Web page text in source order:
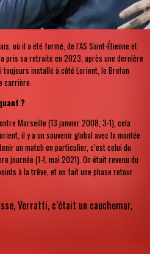
où il a été formé, de l’AS Saint-Étienne et
a pris sa retraite en 2023, après une dernière
toujours installé à côté Lorient, le Breton
carrière.
?
Marseille (13 janvier 2008, 3-1), cela
il y a un souvenir global avec la montée
un match en particulier, c’est celui du
journée (1-1, mai 2021). On était revenu du
à la trêve, et on fait une phase retour
Verratti, c’était un cauchemar,